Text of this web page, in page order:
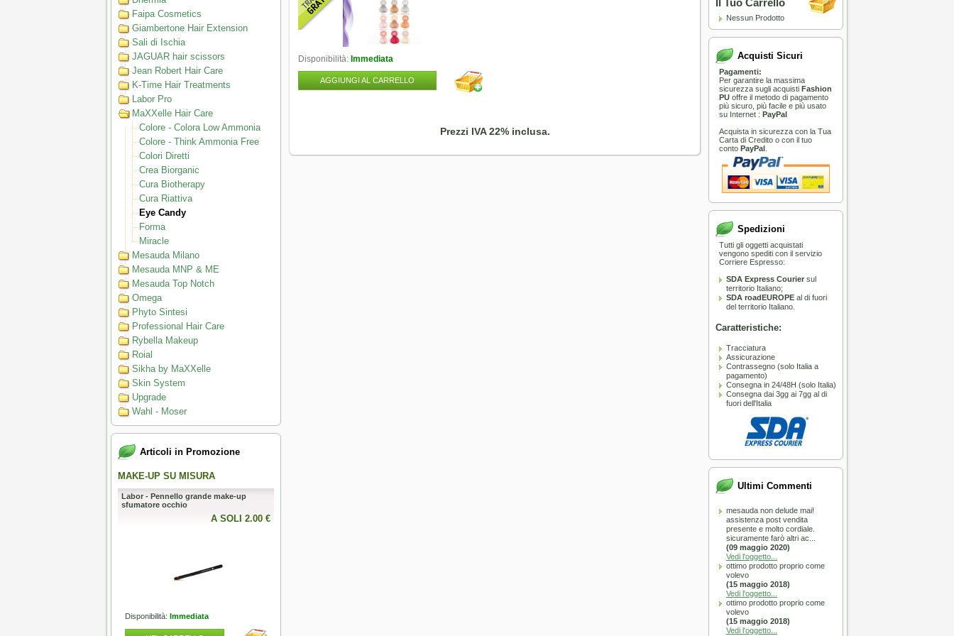
Faipa Cosmetics
Giambertone Hair Extension
Sali di Ischia
JAGUAR hair scissors
Jean Robert Hair Care
K-Time Hair Treatments
Labor Pro
MaXXelle Hair Care
Colore - Colora Low Ammonia
Colore - Think Ammonia Free
Colori Diretti
Crea Biorganic
Cura Biotherapy
Cura Riattiva
Eye Candy
Forma
Miracle
Mesauda Milano
Mesauda MNP & ME
Mesauda Top Notch
Omega
Phyto Sintesi
Professional Hair Care
Rybella Makeup
Roial
Sikha by MaXXelle
Skin System
Upgrade
Wahl - Moser
Articoli in Promozione
MAKE-UP SU MISURA
Labor - Pennello grande make-up
sfumatore occhio
A SOLI 2.00 €
Disponibilità: Immediata
Omega - Pennello da barba Omega in
A SOLI 51.50 €
Disponibilità: Immediata
AGGIUNGI AL CARRELLO
Prezzi IVA 22% inclusa.
Il Tuo Carrello
Nessun Prodotto
Acquisti Sicuri
Pagamenti:
Per garantire la massima
sicurezza sugli acquisti Fashion
PU offre il metodo di pagamento
più sicuro, più facile e più usato
su Internet : PayPal
Acquista in sicurezza con la Tua
Carta di Credito o con il tuo
conto PayPal
Spedizioni
Tutti gli oggetti acquistati
vengono spediti con il servizio
Corriere Espresso:
SDA Express Courier sul
territorio Italiano;
SDA roadEUROPE al di fuori
del territorio Italiano.
Caratteristiche:
Tracciatura
Assicurazione
Contrassegno (solo Italia a
pagamento)
Consegna in 24/48H (solo Italia)
Consegna dai 3gg ai 7gg al di
fuori dell'Italia
Ultimi Commenti
mesauda non delude mai!
assistenza post vendita
presente e molto cordiale.
sicuramente farò altri ac...
(09 maggio 2020)
Vedi l'oggetto...
ottimo prodotto proprio come
volevo
(15 maggio 2018)
Vedi l'oggetto...
ottimo prodotto proprio come
volevo
(15 maggio 2018)
Vedi l'oggetto...